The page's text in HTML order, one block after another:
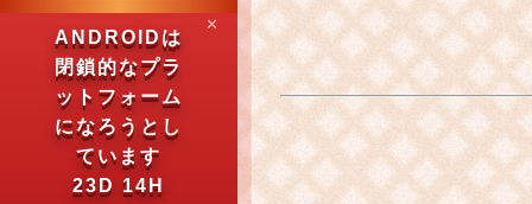
ANDROIDは
閉鎖的なプラ
ットフォーム
になろうとし
ています
23D 14H
✕